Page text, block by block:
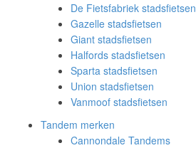
De Fietsfabriek stadsfietsen
Gazelle stadsfietsen
Giant stadsfietsen
Halfords stadsfietsen
Sparta stadsfietsen
Union stadsfietsen
Vanmoof stadsfietsen
Tandem merken
Cannondale Tandems